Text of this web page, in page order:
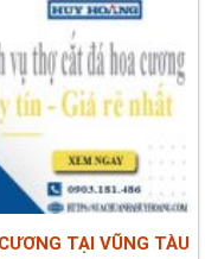
TẠI VŨNG TÀU